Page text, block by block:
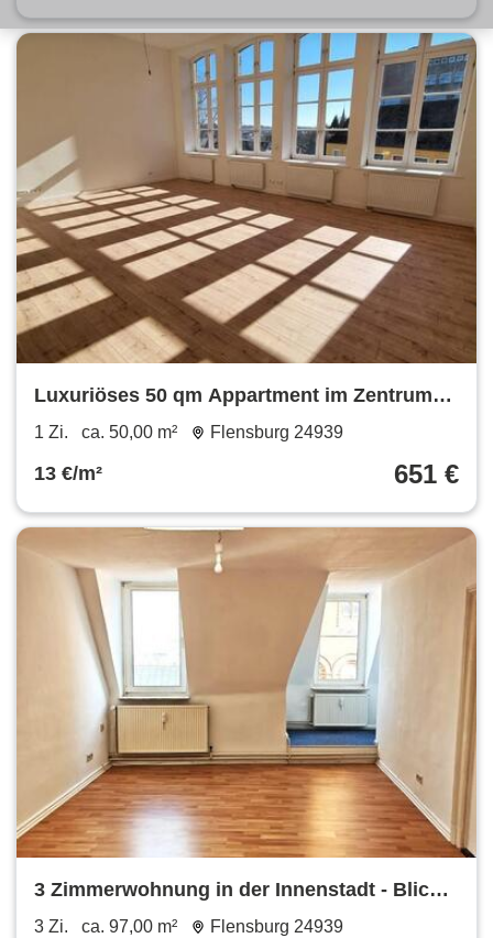
Luxuriöses 50 qm Appartment im Zentrum
von Flensburg
1 Zi. ca. 50,00 m² Flensburg 24939
13 €/m² 651 €
3 Zimmerwohnung in der Innenstadt - Blick
über Flensburg - WG geeignet
3 Zi. ca. 97,00 m² Flensburg 24939